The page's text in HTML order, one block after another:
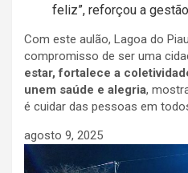
feliz”, reforçou a
Com este aulão, Lagoa do
compromisso de ser uma
estar, fortalece a
unem saúde e alegria,
é cuidar das pessoas em
agosto 9, 2025